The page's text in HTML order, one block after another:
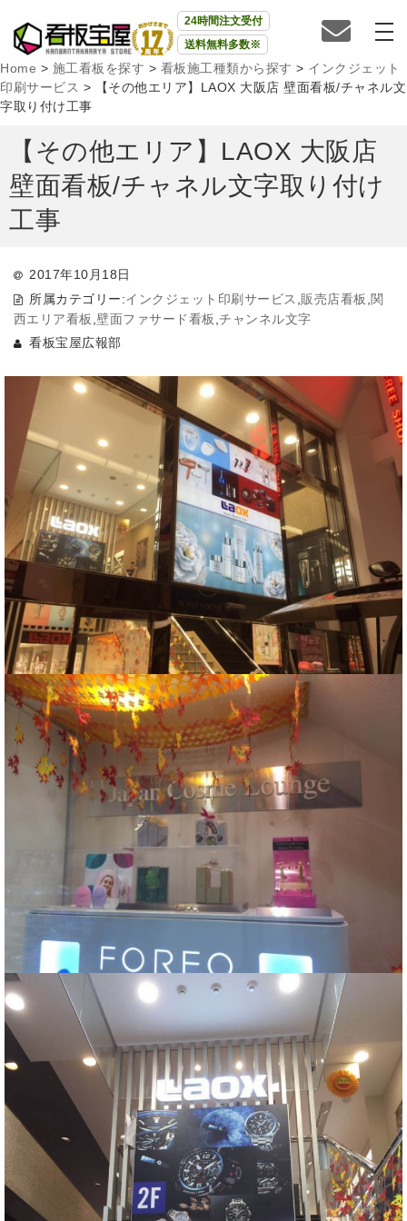
24時間注文受付
送料無料多数※
Home > 施工看板を探す > 看板施工種類から探す > インクジェット
印刷サービス >
【その他エリア】LAOX 大阪店 壁面看板/チャネル文
字取り付け工事
【その他エリア】LAOX 大阪店
壁面看板/チャネル文字取り付け
工事
2017年10月18日
所属カテゴリー:インクジェット印刷サービス 販売店看板 関
西エリア看板 ,壁面ファサード看板 チャンネル文字
看板宝屋広報部